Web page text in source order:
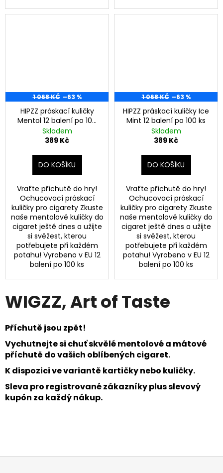
1 068 KČ –63 %
HIPZZ práskací kuličky
Mentol 12 balení po 100
ks
Skladem
389 Kč
DO KOŠÍKU
Vraťte příchutě do hry!
Ochucovací práskací
kuličky pro cigarety Zkuste
naše mentolové kuličky do
cigaret ještě dnes a užijte
si svěžest, kterou
potřebujete při každém
potahu! Vyrobeno v EU 12
balení po 100 ks
1 068 KČ –63 %
HIPZZ práskací kuličky Ice
Mint 12 balení po 100 ks
Skladem
389 Kč
DO KOŠÍKU
Vraťte příchutě do hry!
Ochucovací práskací
kuličky pro cigarety Zkuste
naše mentolové kuličky do
cigaret ještě dnes a užijte
si svěžest, kterou
potřebujete při každém
potahu! Vyrobeno v EU 12
balení po 100 ks
WIGZZ, Art of Taste
Příchutě jsou zpět!
Vychutnejte si chuť skvělé mentolové a mátové
příchutě do vašich oblíbených cigaret.
K dispozici ve variantě kartičky nebo kuličky.
Sleva pro registrované zákazníky plus slevový
kupón za každý nákup.